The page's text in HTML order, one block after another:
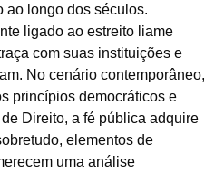
ao longo dos séculos.
ligado ao estreito liame
com suas instituições e
No cenário contemporâneo,
princípios democráticos e
Direito, a fé pública adquire
elementos de
uma análise